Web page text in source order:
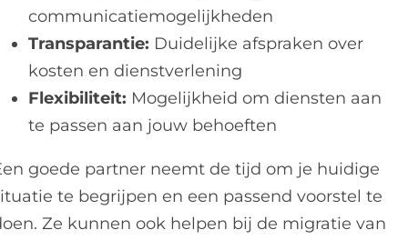
communicatiemogelijkheden
Transparantie: Duidelijke afspraken over
kosten en dienstverlening
Flexibiliteit: Mogelijkheid om diensten aan
te passen aan jouw behoeften
goede partner neemt de tijd om je huidige
te begrijpen en een passend voorstel te
Ze kunnen ook helpen bij de migratie van